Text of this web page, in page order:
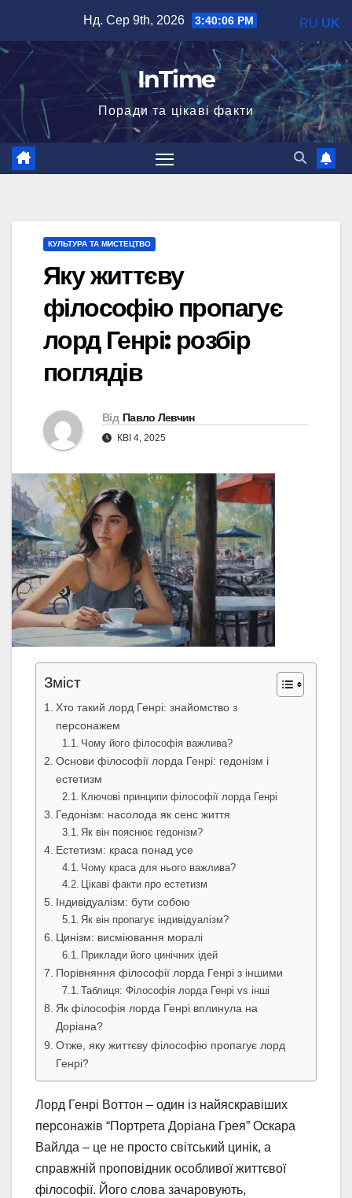
вмісту
Нд. Сер 9th, 2026 3:40:08 PM
InTime
Поради та цікаві факти
КУЛЬТУРА ТА МИСТЕЦТВО
Яку життєву
філософію пропагує
лорд Генрі: розбір
поглядів
Від Павло Левчин
КВІ 4, 2025
Зміст
Хто такий лорд Генрі: знайомство з
персонажем
Чому його філософія важлива?
Основи філософії лорда Генрі: гедонізм і
естетизм
Ключові принципи філософії лорда Генрі
Гедонізм: насолода як сенс життя
Як він пояснює гедонізм?
Естетизм: краса понад усе
Чому краса для нього важлива?
Цікаві факти про естетизм
Індивідуалізм: бути собою
Як він пропагує індивідуалізм?
Цинізм: висміювання моралі
Приклади його цинічних ідей
Порівняння філософії лорда Генрі з іншими
Таблиця: Філософія лорда Генрі vs інші
Як філософія лорда Генрі вплинула на
Доріана?
Отже, яку життєву філософію пропагує лорд
Генрі?
Лорд Генрі Воттон – один із найяскравіших
персонажів “Портрета Доріана Грея” Оскара
Вайлда – це не просто світський цинік, а
справжній проповідник особливої життєвої
філософії. Його слова зачаровують,
RU UK